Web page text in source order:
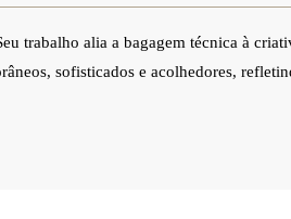
trabalho alia a bagagem técnica à
sofisticados e acolhedores,